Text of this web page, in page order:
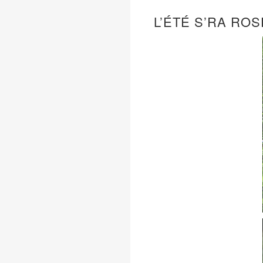
L’ÉTÉ S’RA